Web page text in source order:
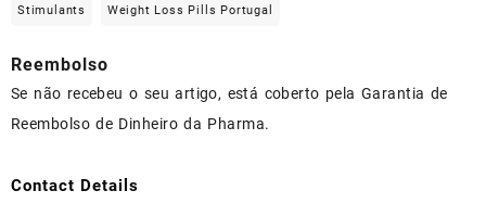
Stimulants Weight Loss Pills Portugal
Reembolso
Se não recebeu o seu artigo, está coberto pela Garantia de
Reembolso de Dinheiro da Pharma.
Contact Details